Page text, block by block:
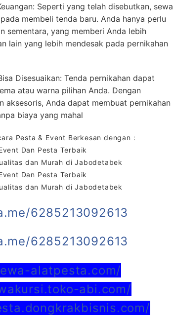
Seperti yang telah disebutkan, sewa
membeli tenda baru. Anda hanya perlu
sementara, yang memberi Anda lebih
lain yang lebih mendesak pada pernikahan
Disesuaikan: Tenda pernikahan dapat
atau warna pilihan Anda. Dengan
aksesoris, Anda dapat membuat pernikahan
biaya yang mahal
Pesta & Event Berkesan dengan :
Dan Pesta Terbaik
dan Murah di Jabodetabek
Dan Pesta Terbaik
dan Murah di Jabodetabek
6285213092613
6285213092613
alatpesta.com/
abi.com/